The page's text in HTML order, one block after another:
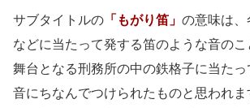
サブタイトルの 「もがり笛」 の意味は
などに当たって発する笛のような音の
舞台となる刑務所の中の鉄格子に当た
音にちなんでつけられたものと思われま